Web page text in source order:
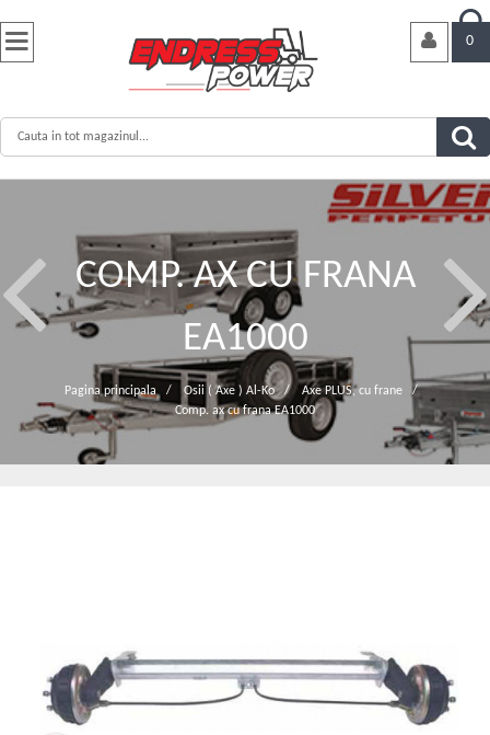

0

COMP. AX CU FRANA
EA1000
Pagina principala / Osii ( Axe ) Al-Ko / Axe PLUS, cu frane
/
Comp. ax cu frana EA1000